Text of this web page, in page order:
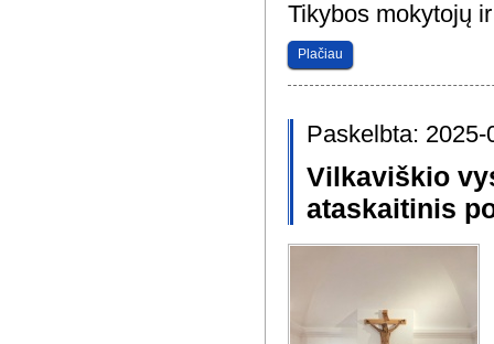
Tikybos mokytojų
Plačiau
Paskelbta: 2025-
Vilkaviškio
ataskaitinis